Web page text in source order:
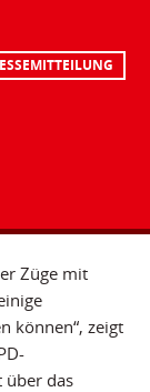
Züge mit
können“, zeigt
über das